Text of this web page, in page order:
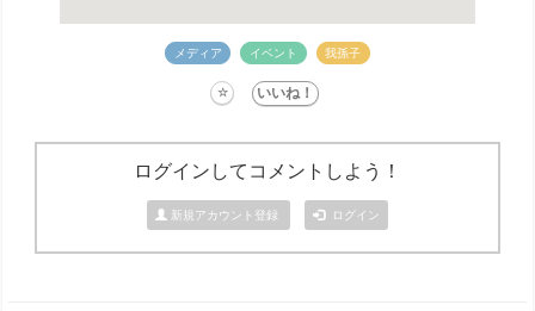
メディア イベント 我孫子
ログインしてコメントしよう！
新規アカウント登録 ログイン